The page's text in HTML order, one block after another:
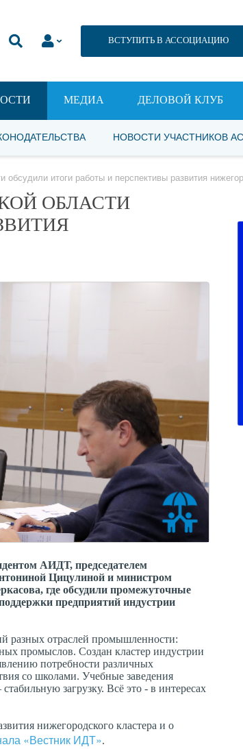
ВСТУПИТЬ В АССОЦИАЦИЮ
МЕДИА ДЕЛОВОЙ КЛУБ
НОВОСТИ УЧАСТНИКОВ
итоги работы и перспективы развития
ОБЛАСТИ
АИДТ, председателем
Цицулиной и министром
где обсудили промежуточные
предприятий индустрии
разных отраслей промышленности:
промыслов. Создан кластер индустрии
потребности различных
со школами. Учебные заведения
загрузку. Всё это - в интересах
нижегородского кластера и о
«Вестник ИДТ».